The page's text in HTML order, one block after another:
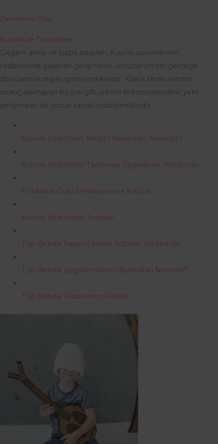
Devamını Oku
Kısırlık ve Tüpbebek
Değerli anne ve baba adayları, Kısırlık sorunlarının
tedavisinde yaşanan gelişmeler, umutlarımızın gerçeğe
dönüşebileceğini göstermektedir. Klasik tedavilerden
sonuç alamayan birçok çift üreme teknolojisindeki yeni
gelişmeler ile çocuk sahibi olabilmektedir.
Kısırlık (İnfertilite) Nedir? Nedenleri Nelerdir?
Kısırlık (İnfertilite) Tanısında Uygulanan Yöntemler
Polikistik Over Sendromu ve Kısırlık
Kısırlık (İnfertilite) Tedavisi
Tüp Bebek Başarı Şansını Arttıran Yöntemler
Tüp Bebek Uygulamasının Aşamaları Nelerdir?
Tüp Bebek Tedavisinin Riskleri